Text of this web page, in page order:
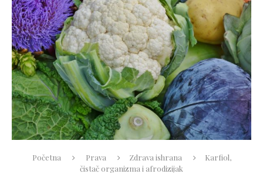
Početna Prava Zdrava ishrana
Karfiol,
čistač organizma i afrodizijak